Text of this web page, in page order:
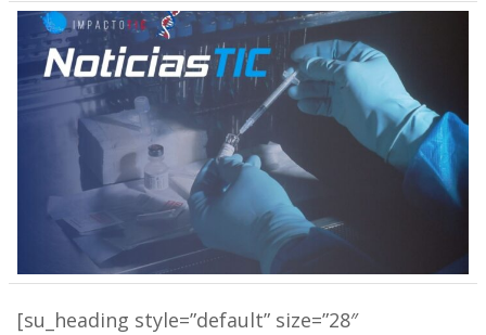
[su_heading style=”default” size=”28″